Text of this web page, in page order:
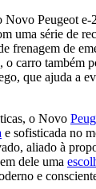
Novo Peugeot e-
uma série de
frenagem de
carro também
que ajuda a
o Novo
e sofisticada no
aliado à
dele uma
e